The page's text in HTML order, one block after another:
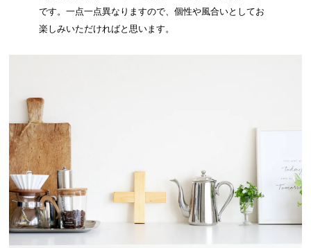
です。一点一点異なりますので、個性や風合いとしてお
楽しみいただければと思います。